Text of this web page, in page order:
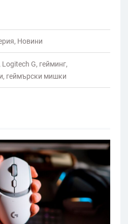
, Новини
Logitech G, гейминг,
, геймърски мишки